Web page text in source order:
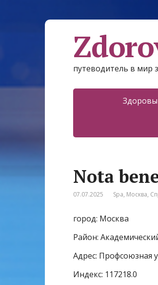
путеводитель в мир
Nota
07.07.2025 Spa, Москва,
город: Москва
Район:
Адрес: Профсоюзная
Индекс: 117218.0